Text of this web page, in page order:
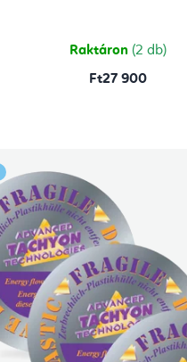
Raktáron (2 db)
Ft27 900